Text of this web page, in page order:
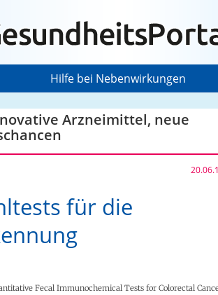
Hilfe bei Nebenwirkungen
Arzneimittel, neue
für die
Fecal Immunochemical Tests for Colorectal